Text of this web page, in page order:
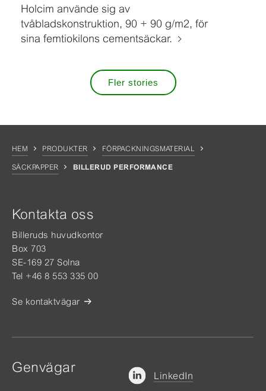
Holcim använde sig av
tvåbladskonstruktion, 90 + 90 g/m2, för
sina femtiokilons cementsäckar.
Fler stories
HEM PRODUKTER FÖRPACKNINGSMATERIAL
SÄCKPAPPER BILLERUD PERFORMANCE
Kontakta oss
Billeruds huvudkontor
Box 703
SE-169 27 Solna
Tel +46 8 553 335 00
Se kontaktvägar
Genvägar
LinkedIn